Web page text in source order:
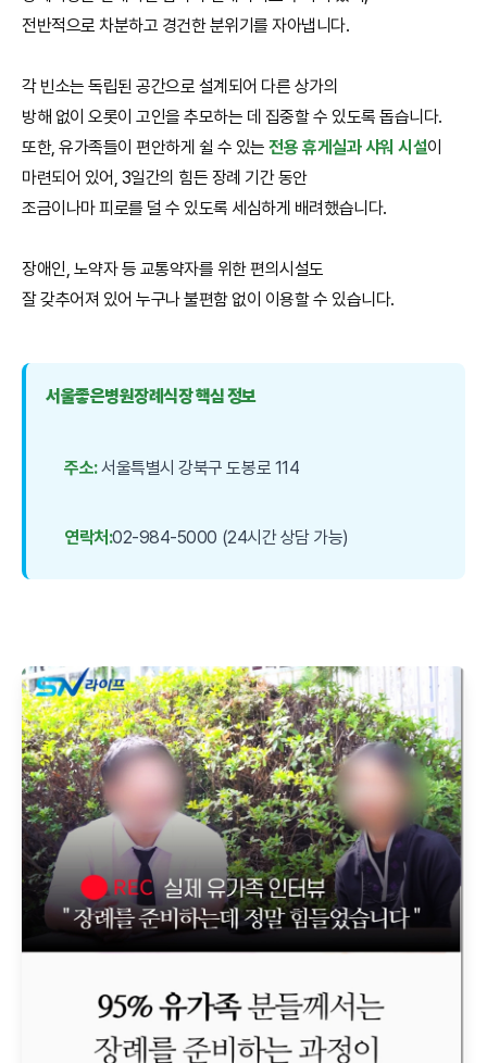
전반적으로 차분하고 경건한 분위기를 자아냅니다.
각 빈소는 독립된 공간으로 설계되어 다른 상가의
방해 없이 오롯이 고인을 추모하는 데 집중할 수 있도록 돕습니다.
또한, 유가족들이 편안하게 쉴 수 있는전용 휴게실과 샤워 시설이
마련되어 있어, 3일간의 힘든 장례 기간 동안
조금이나마 피로를 덜 수 있도록 세심하게 배려했습니다.
장애인, 노약자 등 교통약자를 위한 편의시설도
잘 갖추어져 있어 누구나 불편함 없이 이용할 수 있습니다.
서울좋은병원장례식장 핵심 정보
주소:서울특별시 강북구 도봉로 114
연락처:02-984-5000 (24시간 상담 가능)